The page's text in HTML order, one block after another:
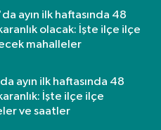
ayın ilk haftasında 48
olacak: İşte ilçe ilçe
mahalleler
ayın ilk haftasında 48
İşte ilçe ilçe
ve saatler